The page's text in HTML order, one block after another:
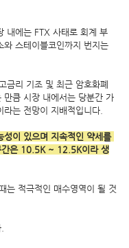
내에는 FTX 사태로 회계 부
와 스테이블코인까지 번지는
금리 기조 및 최근 암호화폐
만큼 시장 내에서는 당분간 가
는 전망이 지배적입니다.
성이 있으며 지속적인 약세를
간은 10.5K ~ 12.5K이라 생
는 적극적인 매수영역이 될 것